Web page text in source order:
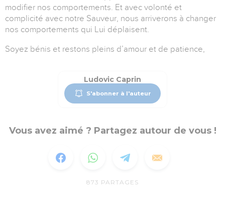
modifier nos comportements. Et avec volonté et
complicité avec notre Sauveur, nous arriverons à changer
nos comportements qui Lui déplaisent.
Soyez bénis et restons pleins d’amour et de patience,
Ludovic Caprin
S'abonner à l'auteur
Vous avez aimé ? Partagez autour de vous !
873 PARTAGES